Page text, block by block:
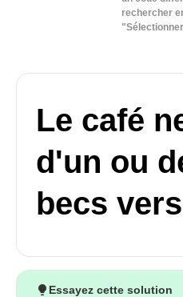
rechercher
Le café
d'un ou
becs
Essayez cette solution